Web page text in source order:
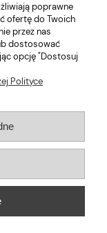
REGON:
poprawne
ofertę do Twoich
przez nas
dostosować
opcję "Dostosuj
Polityce